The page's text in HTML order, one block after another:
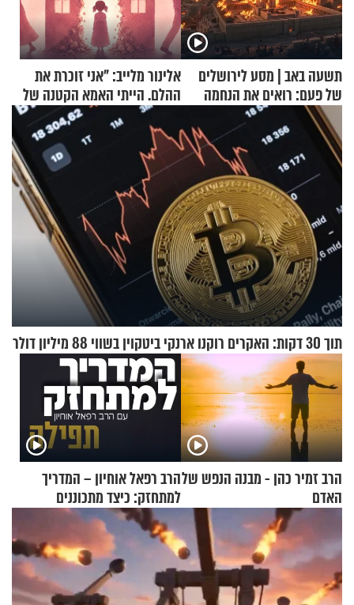
תשעה באב | מסע לירושלים
של פעם: רואים את הנחמה
אלינור מלייב: "אני זוכרת את
ההלם. הייתי האמא הקטנה של
הבית"
תוך 30 דקות: האקרים רוקנו ארנקי ביטקוין בשווי 88 מיליון דולר
הרב זמיר כהן - מבנה הנפש של
האדם
הרב רפאל אוחיון – המדריך
למתחזק: כיצד מתכוננים
לתפילה?